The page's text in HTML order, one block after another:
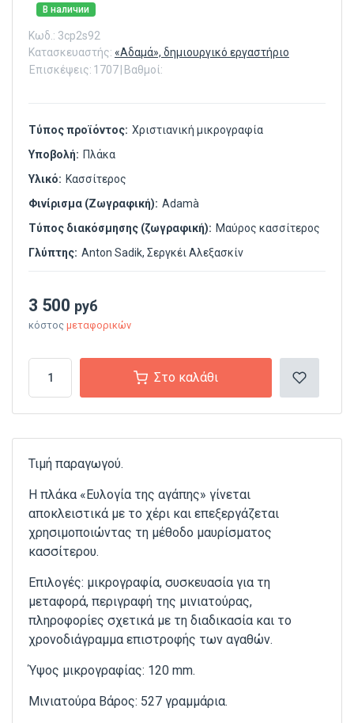
В наличии
Κωδ.: 3cp2s92
Κατασκευαστής: «Αδαμά», δημιουργικό εργαστήριο
Επισκέψεις: 1707 Βαθμοί:
Τύπος προϊόντος: Χριστιανική μικρογραφία
Υποβολή: Πλάκα
Υλικό: Κασσίτερος
Φινίρισμα (Ζωγραφική): Adamà
Τύπος διακόσμησης (ζωγραφική): Μαύρος κασσίτερος
Γλύπτης: Anton Sadik, Σεργκέι Αλεξασκίν
3 500 руб
κόστος μεταφορικών
Στο καλάθι
Τιμή παραγωγού.
Η πλάκα «Ευλογία της αγάπης» γίνεται
αποκλειστικά με το χέρι και επεξεργάζεται
χρησιμοποιώντας τη μέθοδο μαυρίσματος
κασσίτερου.
Επιλογές: μικρογραφία, συσκευασία για τη
μεταφορά, περιγραφή της μινιατούρας,
πληροφορίες σχετικά με τη διαδικασία και το
χρονοδιάγραμμα επιστροφής των αγαθών.
Ύψος μικρογραφίας: 120 mm.
Μινιατούρα Βάρος: 527 γραμμάρια.